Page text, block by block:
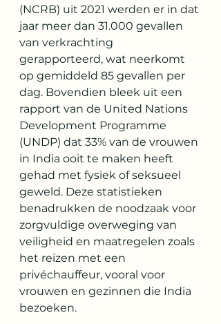
(NCRB) uit 2021 werden er in dat
jaar meer dan 31.000 gevallen
van verkrachting
gerapporteerd, wat neerkomt
op gemiddeld 85 gevallen per
dag. Bovendien bleek uit een
rapport van de United Nations
Development Programme
(UNDP) dat 33% van de vrouwen
in India ooit te maken heeft
gehad met fysiek of seksueel
geweld. Deze statistieken
benadrukken de noodzaak voor
zorgvuldige overweging van
veiligheid en maatregelen zoals
het reizen met een
privéchauffeur, vooral voor
vrouwen en gezinnen die India
bezoeken.